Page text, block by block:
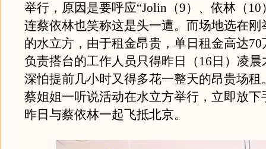
举行，原因是要呼应“Jolin（9）、依林（10
连蔡依林也笑称这是头一遭。而场地选在刚
的水立方，由于租金昂贵，单日租金高达
负责搭台的工作人员只得昨日（16日）凌
深怕提前几小时又得多花一整天的昂贵场租
蔡姐姐一听说活动在水立方举行，立即放下
昨日与蔡依林一起飞抵北京。